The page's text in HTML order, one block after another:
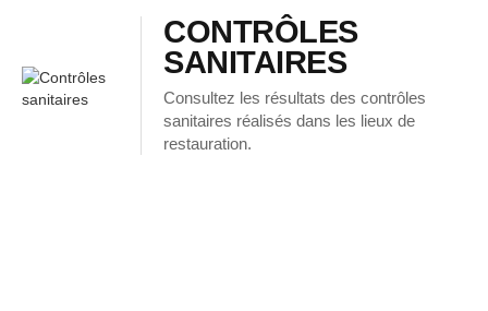
CONTRÔLES
SANITAIRES
Consultez les résultats des contrôles
sanitaires réalisés dans les lieux de
restauration.